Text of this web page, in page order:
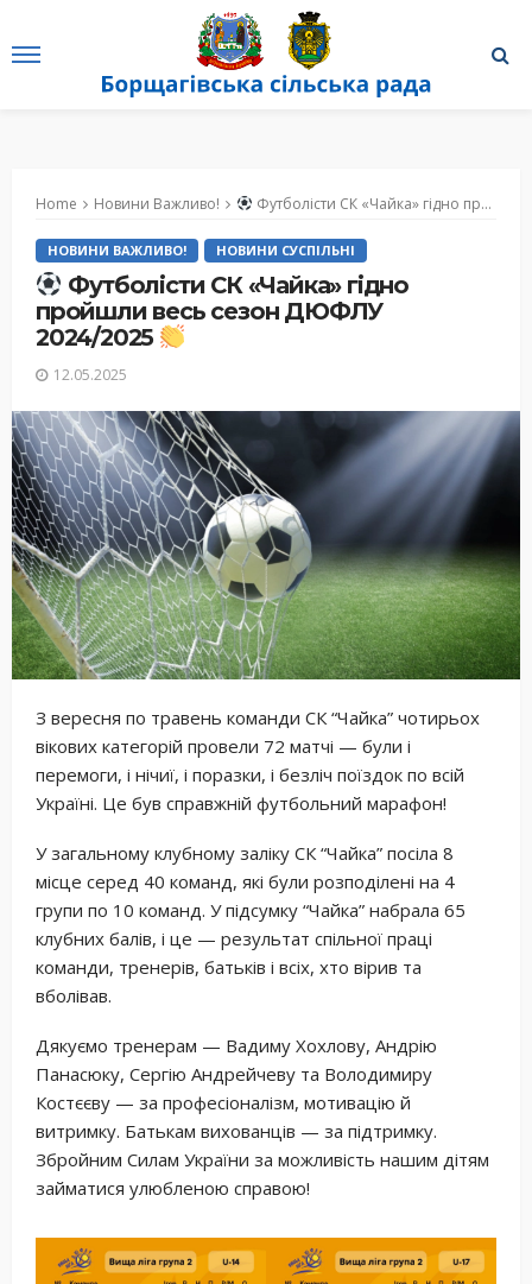
Home Новини Важливо! Футболісти СК «Чайка» гідно пройшли весь сезон ДЮФЛУ 2024/2025
НОВИНИ ВАЖЛИВО! НОВИНИ СУСПІЛЬНІ
Футболісти СК «Чайка» гідно
пройшли весь сезон ДЮФЛУ
2024/2025
12.05.2025
З вересня по травень команди СК “Чайка” чотирьох
вікових категорій провели 72 матчі — були і
перемоги, і нічиї, і поразки, і безліч поїздок по всій
Україні. Це був справжній футбольний марафон!
У загальному клубному заліку СК “Чайка” посіла 8
місце серед 40 команд, які були розподілені на 4
групи по 10 команд. У підсумку “Чайка” набрала 65
клубних балів, і це — результат спільної праці
команди, тренерів, батьків і всіх, хто вірив та
вболівав.
Дякуємо тренерам — Вадиму Хохлову, Андрію
Панасюку, Сергію Андрейчеву та Володимиру
Костєєву — за професіоналізм, мотивацію й
витримку. Батькам вихованців — за підтримку.
Збройним Силам України за можливість нашим дітям
займатися улюбленою справою!